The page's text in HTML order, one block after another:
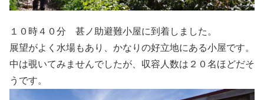
１０時４０分 甚ノ助避難小屋に到着しました。
展望がよく水場もあり、かなりの好立地にある小屋です。
中は覗いてみませんでしたが、収容人数は２０名ほどだそ
うです。